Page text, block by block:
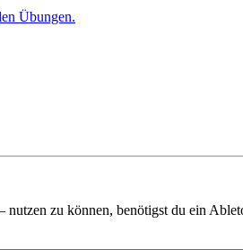
Übungen.
zu können, benötigst du ein